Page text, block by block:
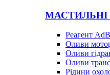
МАСТИЛЬНІ
Реагент
Оливи
Оливи
Оливи
Рідини